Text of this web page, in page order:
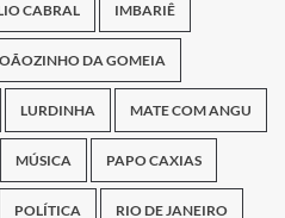
CABRAL IMBARIÊ
DA GOMEIA
LURDINHA MATE COM ANGU
MÚSICA PAPO CAXIAS
POLÍTICA RIO DE JANEIRO